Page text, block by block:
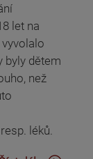
let na
byly dětem
než
léků.